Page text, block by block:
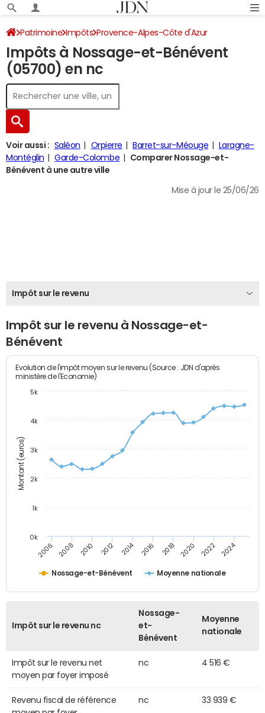
Patrimoine Impôts Provence-Alpes-Côte d'Azur
Hautes-Alpes Nossage-et-Bénévent Impôt sur le revenu
Impôts à Nossage-et-Bénévent
(05700) en nc
Voir aussi : Saléon Orpierre Barret-sur-Méouge
Laragne-
Montéglin
Garde-Colombe
Comparer Nossage-et-
Bénévent à une autre ville
Mise à jour le 25/06/26
Impôt sur le revenu
Impôt sur le revenu à Nossage-et-
Bénévent
Montant (euros)
Evolution de l'impôt moyen sur le revenu (Source : JDN d'après
ministère de l'Economie)
Nossage-et-Bénévent Moyenne nationale
2006 2008 2010 2012 2014 2016 2018 2020 2022 2024
0k
1k
2k
3k
4k
5k
Impôt sur le revenu nc
Nossage-
et-
Bénévent
Moyenne
nationale
Impôt sur le revenu net
moyen par foyer imposé
nc 4 516 €
Revenu fiscal de référence
nc 33 939 €